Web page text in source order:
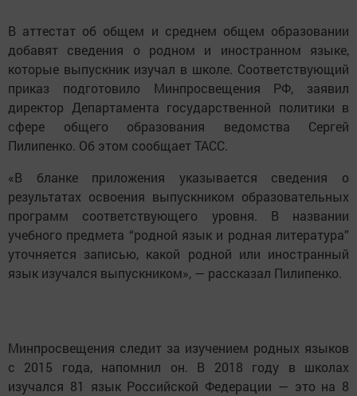
В аттестат об общем и среднем общем образовании
добавят сведения о родном и иностранном языке,
которые выпускник изучал в школе. Соответствующий
приказ подготовило Минпросвещения РФ, заявил
директор Департамента государственной политики в
сфере общего образования ведомства Сергей
Пилипенко. Об этом сообщает ТАСС.
«В бланке приложения указывается сведения о
результатах освоения выпускником образовательных
программ соответствующего уровня. В названии
учебного предмета “родной язык и родная литература”
уточняется записью, какой родной или иностранный
язык изучался выпускником», — рассказал Пилипенко.
Минпросвещения следит за изучением родных языков
с 2015 года, напомнил он. В 2018 году в школах
изучался 81 язык Российской Федерации — это на 8